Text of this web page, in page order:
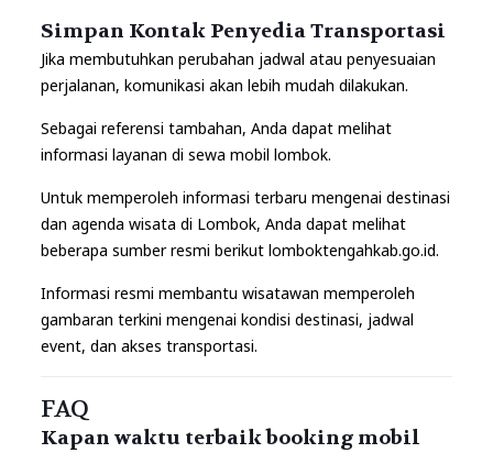
Simpan Kontak Penyedia Transportasi
Jika membutuhkan perubahan jadwal atau penyesuaian
perjalanan, komunikasi akan lebih mudah dilakukan.
Sebagai referensi tambahan, Anda dapat melihat
informasi layanan di sewa mobil lombok.
Untuk memperoleh informasi terbaru mengenai destinasi
dan agenda wisata di Lombok, Anda dapat melihat
beberapa sumber resmi berikut lomboktengahkab.go.id.
Informasi resmi membantu wisatawan memperoleh
gambaran terkini mengenai kondisi destinasi, jadwal
event, dan akses transportasi.
FAQ
Kapan waktu terbaik booking mobil